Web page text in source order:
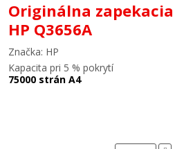
Originálna
HP Q3656A
Značka: HP
Kapacita pri 5 % pokrytí
75000 strán A4